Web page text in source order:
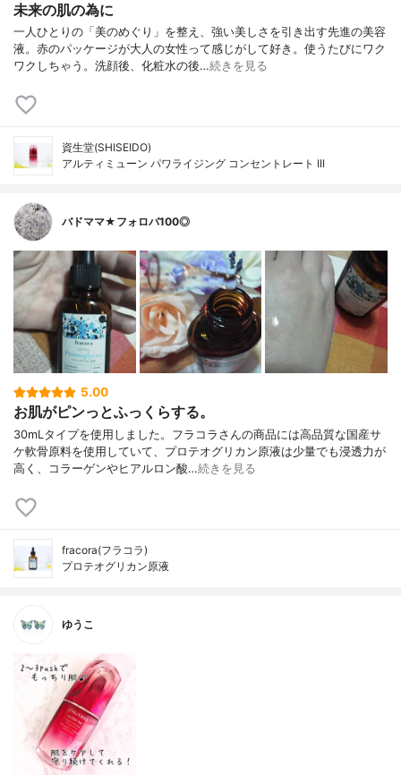
未来の肌の為に
一人ひとりの「美のめぐり」を整え、強い美しさを引き出す先進の美容
液。赤のパッケージが大人の女性って感じがして好き。使うたびにワク
ワクしちゃう。洗顔後、化粧水の後…続きを見る
資生堂(SHISEIDO)
アルティミューン パワライジング コンセントレート III
バドママ★フォロバ100◎
5.00
お肌がピンっとふっくらする。
30mLタイプを使用しました。フラコラさんの商品には高品質な国産サ
ケ軟骨原料を使用していて、プロテオグリカン原液は少量でも浸透力が
高く、コラーゲンやヒアルロン酸…続きを見る
fracora(フラコラ)
プロテオグリカン原液
ゆうこ